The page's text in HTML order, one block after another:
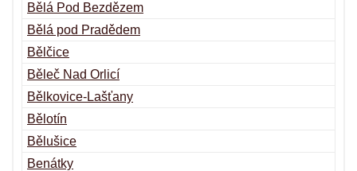
Bělá Pod Bezdězem
Bělá pod Pradědem
Bělčice
Běleč Nad Orlicí
Bělkovice-Lašťany
Bělotín
Bělušice
Benátky